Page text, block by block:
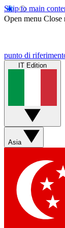
Skip to main
Open menu Close
punto di
IT Edition
Asia